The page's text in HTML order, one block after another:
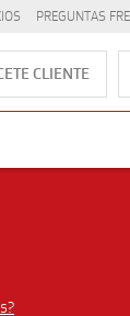
PREGUNTAS
CLIENTE